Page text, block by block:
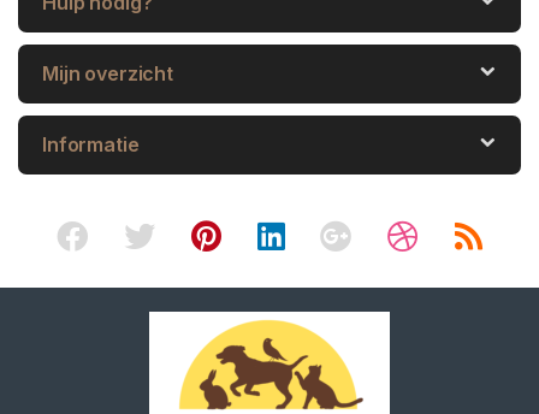
Mijn overzicht
Informatie